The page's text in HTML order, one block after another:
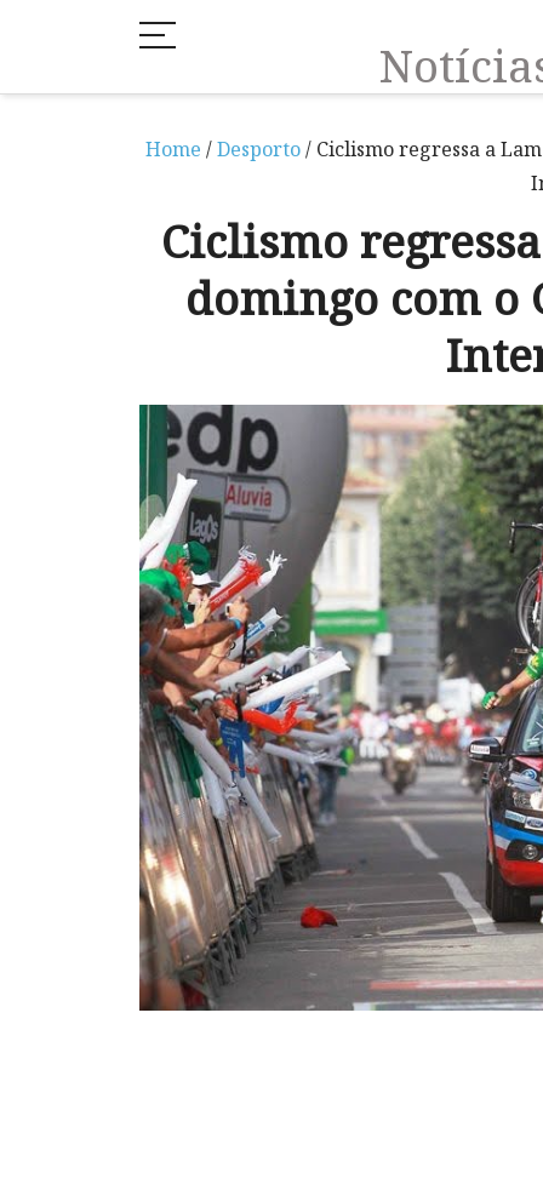
Home /Desporto/ Ciclismo regressa a
Ciclismo
domingo com o